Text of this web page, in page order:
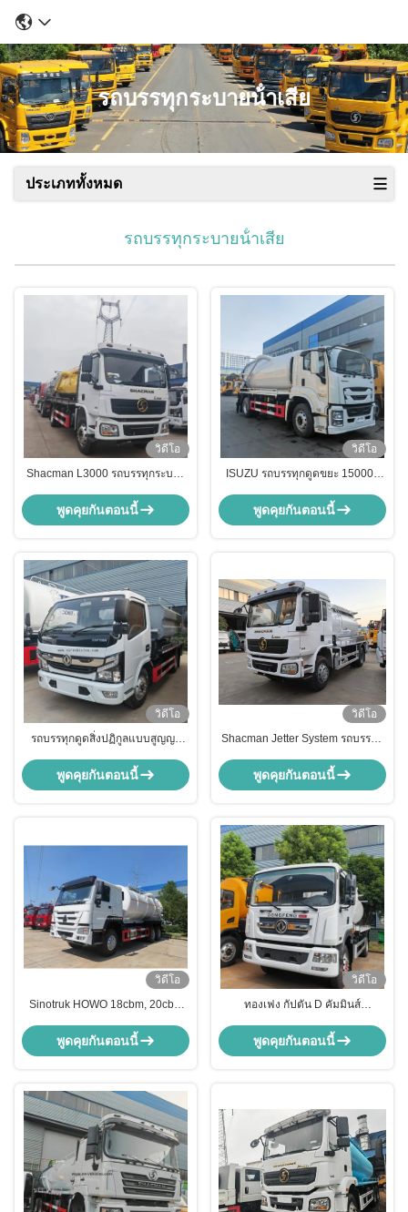
รถบรรทุกระบายน้ําเสีย
ประเภททั้งหมด
รถบรรทุกระบายน้ําเสีย
วิดีโอ
Shacman L3000 รถบรรทุกระบาย
พูดคุยกันตอนนี้
วิดีโอ
ISUZU รถบรรทุกดูดขยะ 15000L
รับขยะอุตสาหกรรม
พูดคุยกันตอนนี้
วิดีโอ
รถบรรทุกดูดสิ่งปฏิกูลแบบสูญญา
ขนาด 5000 ลิตร
พูดคุยกันตอนนี้
วิดีโอ
Shacman Jetter System รถบรรทุก
พูดคุยกันตอนนี้
วิดีโอ
Sinotruk HOWO 18cbm, 20cbm
บรรทุกถัง Septic
พูดคุยกันตอนนี้
วิดีโอ
ทองเฟง กัปตัน D คัมมินส์
เสีย รถบรรทุกดูดขี้
พูดคุยกันตอนนี้